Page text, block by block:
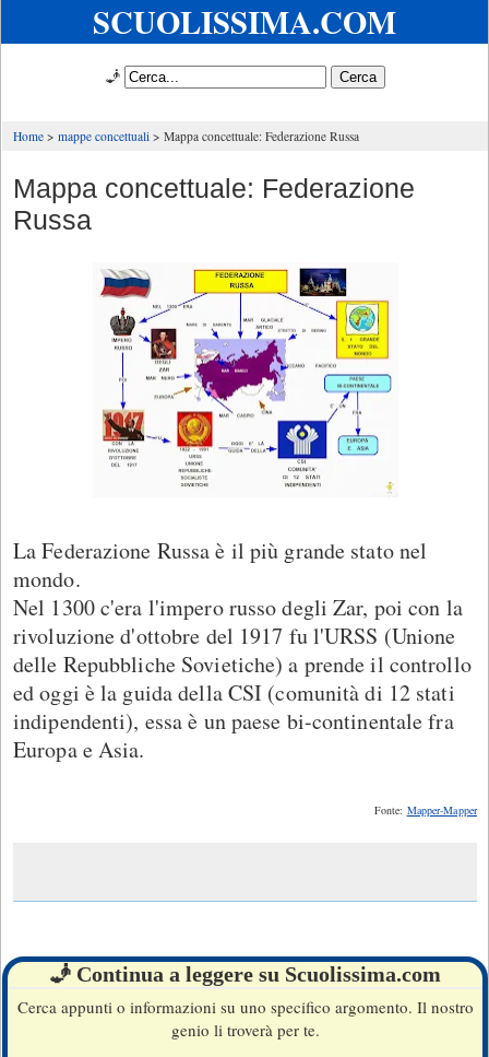
SCUOLISSIMA.COM
🧞
Home mappe concettuali Mappa concettuale: Federazione Russa
Mappa concettuale: Federazione
Russa
La Federazione Russa è il più grande stato nel
mondo.
Nel 1300 c'era l'impero russo degli Zar, poi con la
rivoluzione d'ottobre del 1917 fu l'URSS (Unione
delle Repubbliche Sovietiche) a prende il controllo
ed oggi è la guida della CSI (comunità di 12 stati
indipendenti), essa è un paese bi-continentale fra
Europa e Asia.
Fonte: Mapper-Mapper
🧞 Continua a leggere su Scuolissima.com
Cerca appunti o informazioni su uno specifico argomento. Il nostro
genio li troverà per te.